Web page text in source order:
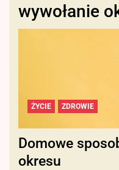
wywołanie
ZDROWIE
ŻYCIE
Domowe
okresu